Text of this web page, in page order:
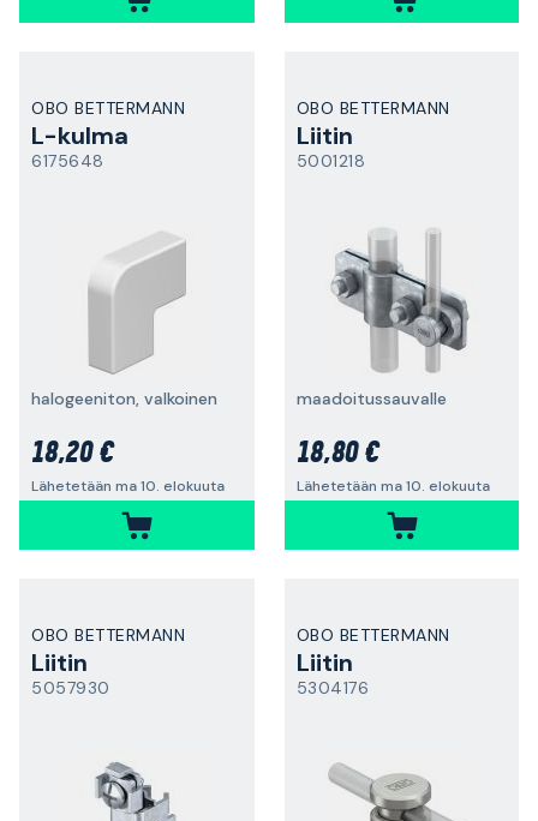
OBO BETTERMANN
L-kulma
6175648
halogeeniton, valkoinen
18,20 €
Lähetetään ma 10. elokuuta
OBO BETTERMANN
Liitin
5001218
maadoitussauvalle
18,80 €
Lähetetään ma 10. elokuuta
OBO BETTERMANN
Liitin
5057930
OBO BETTERMANN
Liitin
5304176